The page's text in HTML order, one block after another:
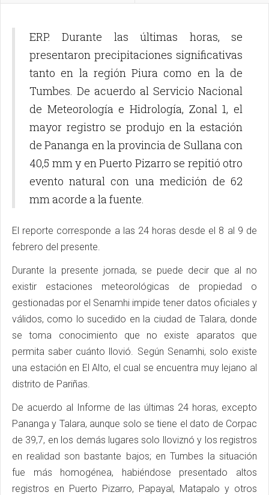
ERP. Durante las últimas horas, se
presentaron precipitaciones significativas
tanto en la región Piura como en la de
Tumbes. De acuerdo al Servicio Nacional
de Meteorología e Hidrología, Zonal 1, el
mayor registro se produjo en la estación
de Pananga en la provincia de Sullana con
40,5 mm y en Puerto Pizarro se repitió otro
evento natural con una medición de 62
mm acorde a la fuente.
El reporte corresponde a las 24 horas desde el 8 al 9 de
febrero del presente.
Durante la presente jornada, se puede decir que al no
existir estaciones meteorológicas de propiedad o
gestionadas por el Senamhi impide tener datos oficiales y
válidos, como lo sucedido en la ciudad de Talara, donde
se toma conocimiento que no existe aparatos que
permita saber cuánto llovió. Según Senamhi, solo existe
una estación en El Alto, el cual se encuentra muy lejano al
distrito de Pariñas.
De acuerdo al Informe de las últimas 24 horas, excepto
Pananga y Talara, aunque solo se tiene el dato de Corpac
de 39,7, en los demás lugares solo lloviznó y los registros
en realidad son bastante bajos; en Tumbes la situación
fue más homogénea, habiéndose presentado altos
registros en Puerto Pizarro, Papayal, Matapalo y otros